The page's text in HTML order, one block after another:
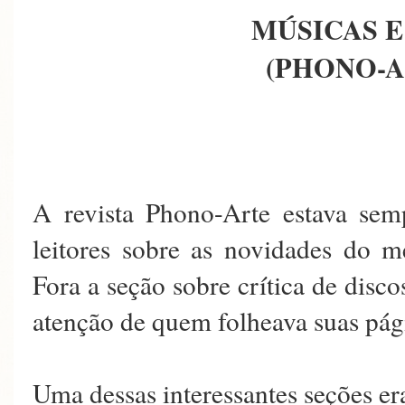
MÚSICAS
(PHONO-
A revista Phono-Arte estava
leitores sobre as novidades do
Fora a seção sobre crítica de
atenção de quem folheava suas
Uma dessas interessantes seções